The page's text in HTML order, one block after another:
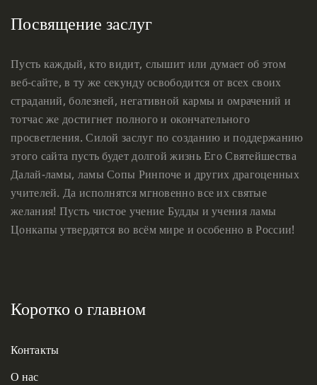
Посвящение заслуг
Пусть каждый, кто видит, слышит или думает об этом
веб-сайте, в ту же секунду освободится от всех своих
страданий, болезней, негативной кармы и омрачений и
тотчас же достигнет полного и окончательного
просветления. Силой заслуг по созданию и поддержанию
этого сайта пусть будет долгой жизнь Его Святейшества
Далай-ламы, ламы Сопы Ринпоче и других драгоценных
учителей. Да исполнятся мгновенно все их святые
желания! Пусть чистое учение Будды и учения ламы
Цонкапы утвердятся во всём мире и особенно в России!
Коротко о главном
Контакты
О нас